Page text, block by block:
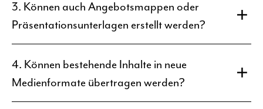
3. Können auch Angebotsmappen oder
Präsentationsunterlagen erstellt werden?
4. Können bestehende Inhalte in neue
Medienformate übertragen werden?